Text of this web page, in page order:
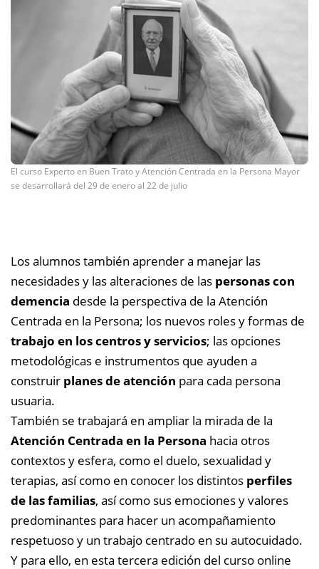
El curso Experto en Buen Trato y Atención Centrada en la Persona Mayor
se desarrollará del 29 de enero al 22 de julio
Los alumnos también aprender a manejar las
necesidades y las alteraciones de las personas con
demencia desde la perspectiva de la Atención
Centrada en la Persona; los nuevos roles y formas de
trabajo en los centros y servicios; las opciones
metodológicas e instrumentos que ayuden a
construir planes de atención para cada persona
usuaria.
También se trabajará en ampliar la mirada de la
Atención Centrada en la Persona hacia otros
contextos y esfera, como el duelo, sexualidad y
terapias, así como en conocer los distintos perfiles
de las familias, así como sus emociones y valores
predominantes para hacer un acompañamiento
respetuoso y un trabajo centrado en su autocuidado.
Y para ello, en esta tercera edición del curso online